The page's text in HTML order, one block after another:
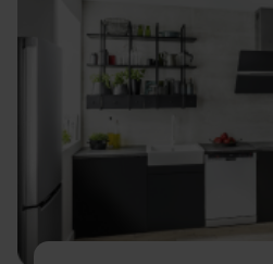
Quick guide (SV)
Quick guide (FI)